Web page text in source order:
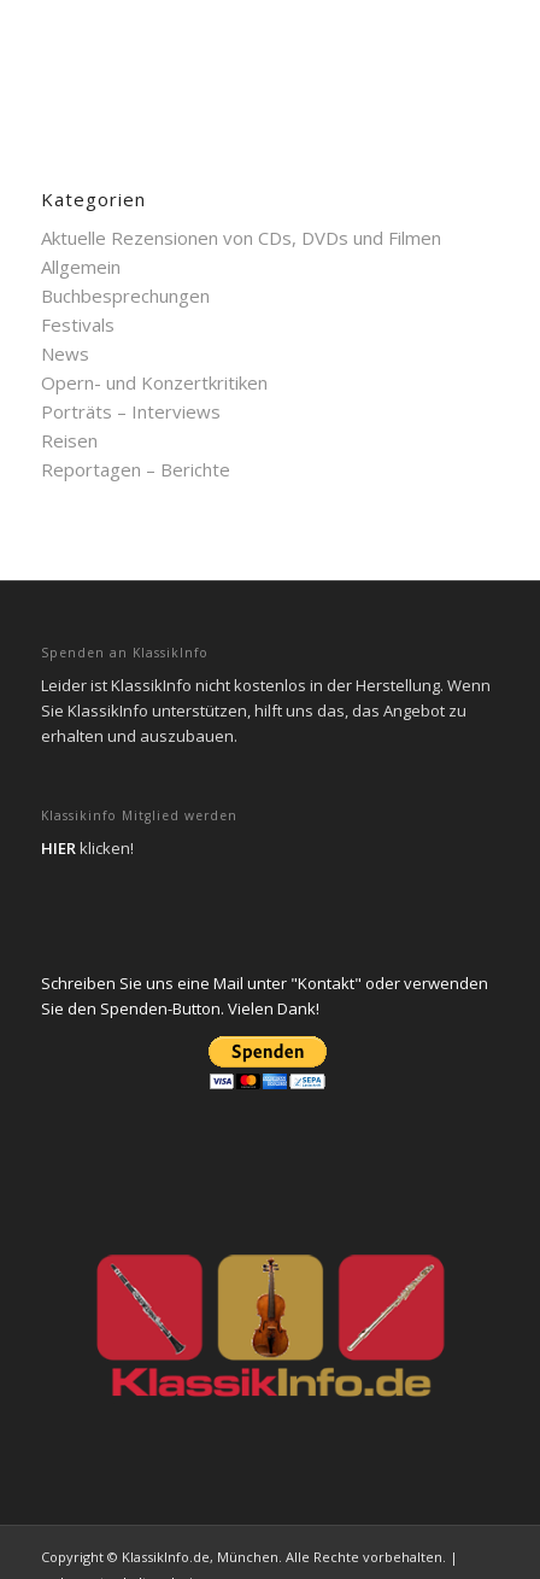
Kategorien
Aktuelle Rezensionen von CDs, DVDs und Filmen
Allgemein
Buchbesprechungen
Festivals
News
Opern- und Konzertkritiken
Porträts – Interviews
Reisen
Reportagen – Berichte
Spenden an KlassikInfo
Leider ist KlassikInfo nicht kostenlos in der Herstellung. Wenn
Sie KlassikInfo unterstützen, hilft uns das, das Angebot zu
erhalten und auszubauen.
Klassikinfo Mitglied werden
HIERklicken!
Schreiben Sie uns eine Mail unter "Kontakt" oder verwenden
Sie den Spenden-Button. Vielen Dank!
Copyright © KlassikInfo.de, München. Alle Rechte vorbehalten. |